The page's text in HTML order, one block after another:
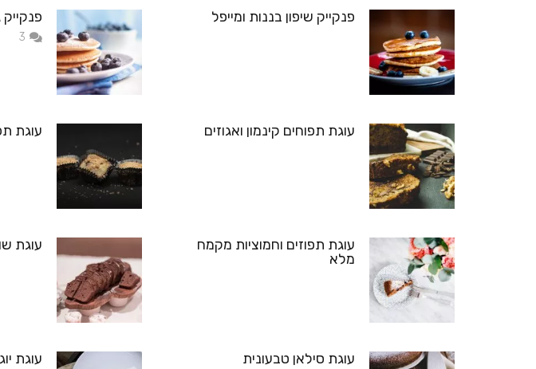
פנקייק שיפון בננות ומייפל פנקייק
3
עוגת תפוחים קינמון ואגוזים עוגת
עוגת תפוזים וחמוציות מקמח
מלא
עוגת
עוגת סילאן טבעונית עוגת